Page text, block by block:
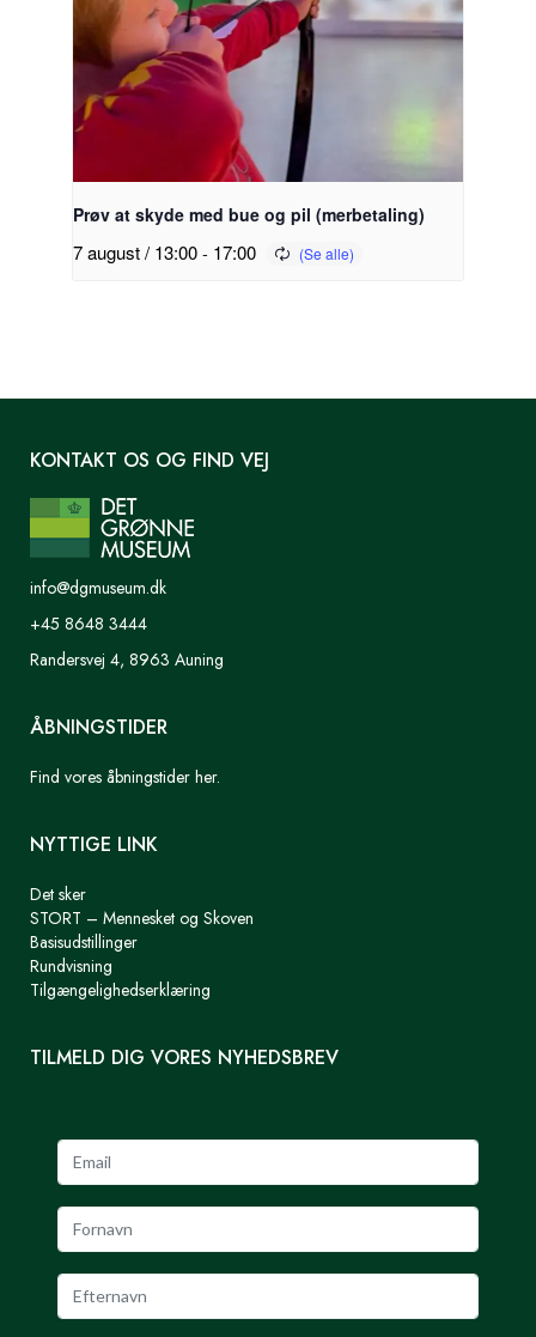
Prøv at skyde med bue og pil (merbetaling)
7 august / 13:00- 17:00
KONTAKT OS OG FIND VEJ
info@dgmuseum.dk
+45 8648 3444
Randersvej 4, 8963 Auning
ÅBNINGSTIDER
Find vores åbningstider her.
NYTTIGE LINK
Det sker
STORT – Mennesket og Skoven
Basisudstillinger
Rundvisning
Tilgængelighedserklæring
TILMELD DIG VORES NYHEDSBREV